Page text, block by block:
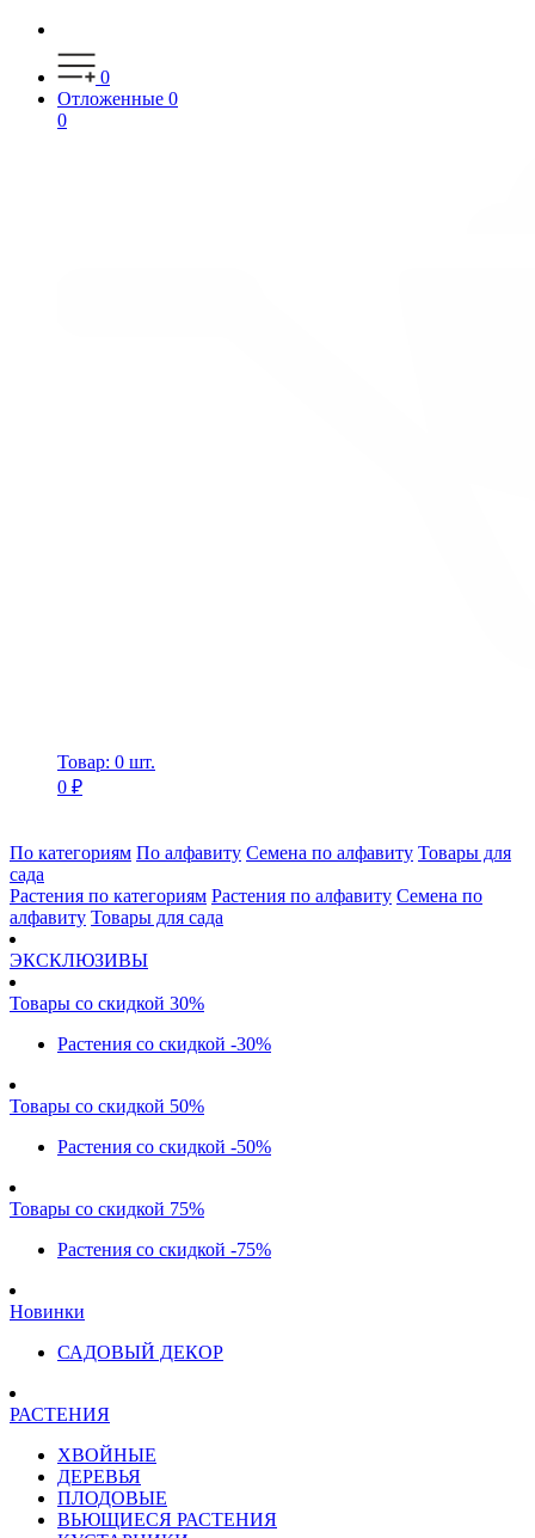
0
Отложенные 0
0
Товар: 0 шт.
0 ₽
По категориям По алфавиту Семена по алфавиту Товары для
сада
Растения по категориям Растения по алфавиту Семена по
алфавиту Товары для сада
ЭКСКЛЮЗИВЫ
Товары со скидкой 30%
Растения со скидкой -30%
Товары со скидкой 50%
Растения со скидкой -50%
Товары со скидкой 75%
Растения со скидкой -75%
Новинки
САДОВЫЙ ДЕКОР
РАСТЕНИЯ
ХВОЙНЫЕ
ДЕРЕВЬЯ
ПЛОДОВЫЕ
ВЬЮЩИЕСЯ РАСТЕНИЯ